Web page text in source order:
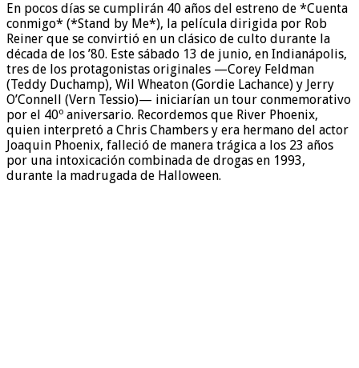
En pocos días se cumplirán 40 años del estreno de *Cuenta
conmigo* (*Stand by Me*), la película dirigida por Rob
Reiner que se convirtió en un clásico de culto durante la
década de los ’80. Este sábado 13 de junio, en Indianápolis,
tres de los protagonistas originales —Corey Feldman
(Teddy Duchamp), Wil Wheaton (Gordie Lachance) y Jerry
O’Connell (Vern Tessio)— iniciarían un tour conmemorativo
por el 40º aniversario. Recordemos que River Phoenix,
quien interpretó a Chris Chambers y era hermano del actor
Joaquin Phoenix, falleció de manera trágica a los 23 años
por una intoxicación combinada de drogas en 1993,
durante la madrugada de Halloween.